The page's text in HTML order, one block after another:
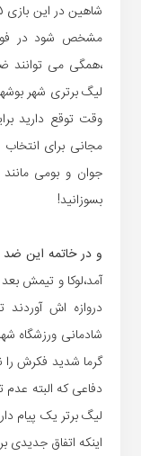
مشخص شود در
،همگی می توانند
لیگ برتری شهر
مجانی برای
جوان و بومی مانند
بسوزانید!
و در خاتمه این
آمد،لوکا و تیمش
دروازه اش
شادمانی ورزشگاه
دفاعی که البته عدم
لیگ برتر یک پیام
اینکه اتفاق جدیدی